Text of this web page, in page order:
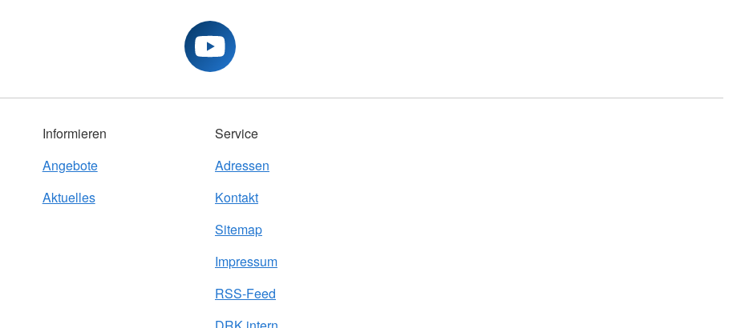
Informieren
Angebote
Aktuelles
Service
Adressen
Kontakt
Sitemap
Impressum
RSS-Feed